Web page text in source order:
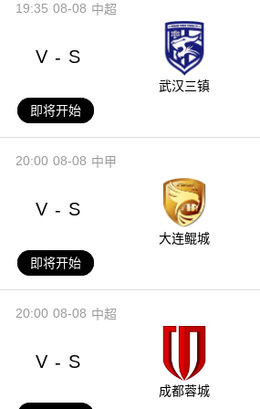
08-08
19:35 中超
V - S
武汉三镇
即将开始
08-08
20:00 中甲
V - S
大连鲲城
即将开始
08-08
20:00 中超
V - S
成都蓉城